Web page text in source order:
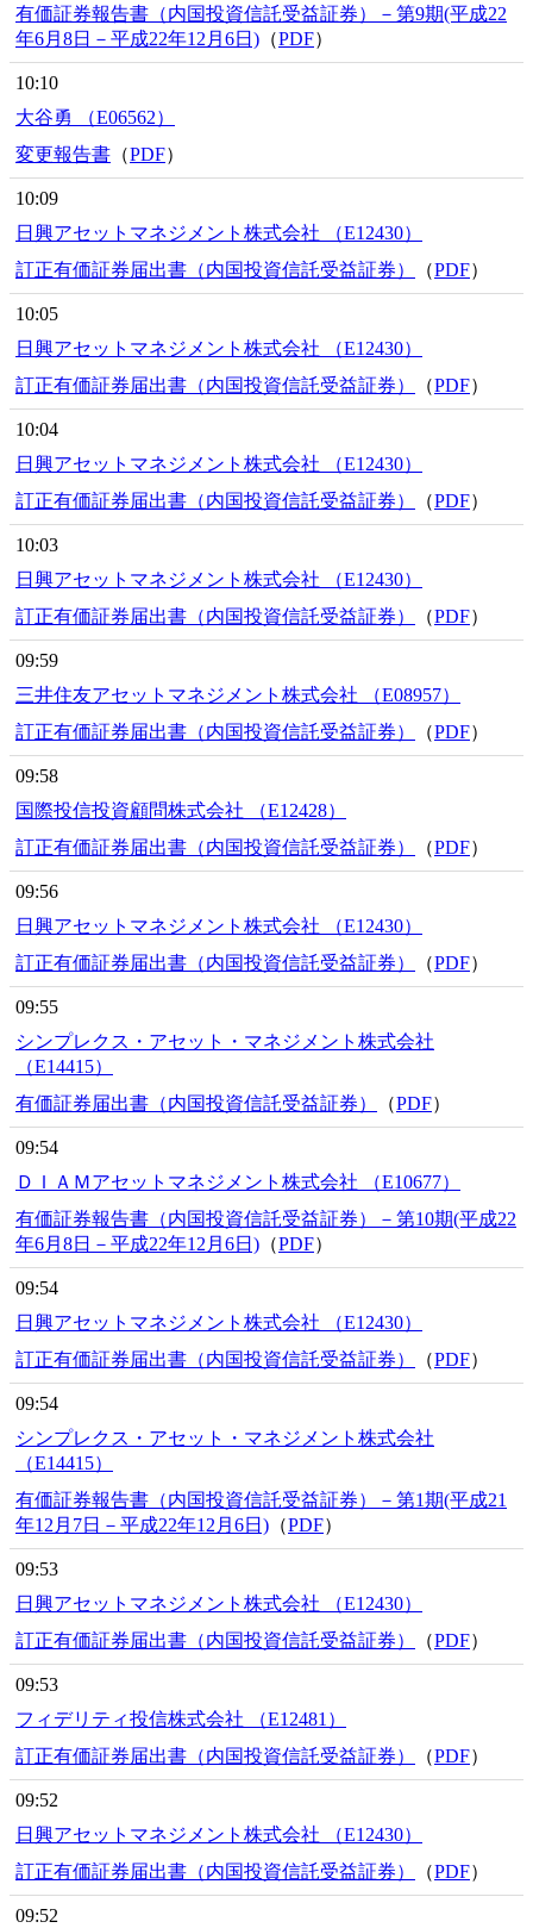
有価証券報告書（内国投資信託受益証券）－第9期(平成22
年6月8日－平成22年12月6日) （PDF）
10:10
大谷勇 （E06562）
変更報告書 （PDF）
10:09
日興アセットマネジメント株式会社 （E12430）
訂正有価証券届出書（内国投資信託受益証券）
（PDF）
10:05
日興アセットマネジメント株式会社 （E12430）
訂正有価証券届出書（内国投資信託受益証券）
（PDF）
10:04
日興アセットマネジメント株式会社 （E12430）
訂正有価証券届出書（内国投資信託受益証券）
（PDF）
10:03
日興アセットマネジメント株式会社 （E12430）
訂正有価証券届出書（内国投資信託受益証券）
（PDF）
09:59
三井住友アセットマネジメント株式会社 （E08957）
訂正有価証券届出書（内国投資信託受益証券）
（PDF）
09:58
国際投信投資顧問株式会社 （E12428）
訂正有価証券届出書（内国投資信託受益証券）
（PDF）
09:56
日興アセットマネジメント株式会社 （E12430）
訂正有価証券届出書（内国投資信託受益証券）
（PDF）
09:55
シンプレクス・アセット・マネジメント株式会社
（E14415）
有価証券届出書（内国投資信託受益証券）
（PDF）
09:54
ＤＩＡＭアセットマネジメント株式会社 （E10677）
有価証券報告書（内国投資信託受益証券）－第10期(平成22
年6月8日－平成22年12月6日) （PDF）
09:54
日興アセットマネジメント株式会社 （E12430）
訂正有価証券届出書（内国投資信託受益証券）
（PDF）
09:54
シンプレクス・アセット・マネジメント株式会社
（E14415）
有価証券報告書（内国投資信託受益証券）－第1期(平成21
年12月7日－平成22年12月6日) （PDF）
09:53
日興アセットマネジメント株式会社 （E12430）
訂正有価証券届出書（内国投資信託受益証券）
（PDF）
09:53
フィデリティ投信株式会社 （E12481）
訂正有価証券届出書（内国投資信託受益証券）
（PDF）
09:52
日興アセットマネジメント株式会社 （E12430）
訂正有価証券届出書（内国投資信託受益証券）
（PDF）
09:52